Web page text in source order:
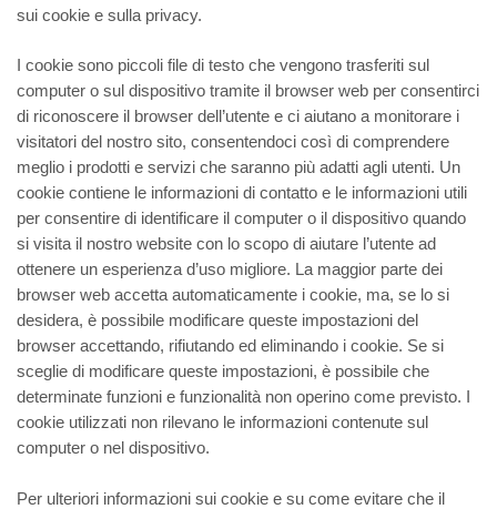
sui cookie e sulla privacy.
I cookie sono piccoli file di testo che vengono trasferiti sul
computer o sul dispositivo tramite il browser web per consentirci
di riconoscere il browser dell’utente e ci aiutano a monitorare i
visitatori del nostro sito, consentendoci così di comprendere
meglio i prodotti e servizi che saranno più adatti agli utenti. Un
cookie contiene le informazioni di contatto e le informazioni utili
per consentire di identificare il computer o il dispositivo quando
si visita il nostro website con lo scopo di aiutare l’utente ad
ottenere un esperienza d’uso migliore. La maggior parte dei
browser web accetta automaticamente i cookie, ma, se lo si
desidera, è possibile modificare queste impostazioni del
browser accettando, rifiutando ed eliminando i cookie. Se si
sceglie di modificare queste impostazioni, è possibile che
determinate funzioni e funzionalità non operino come previsto. I
cookie utilizzati non rilevano le informazioni contenute sul
computer o nel dispositivo.
Per ulteriori informazioni sui cookie e su come evitare che il